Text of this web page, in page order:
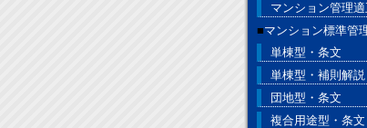
マンション管理
■マンション標準管
単棟型・条文
単棟型・補則解説
団地型・条文
複合用途型・条文